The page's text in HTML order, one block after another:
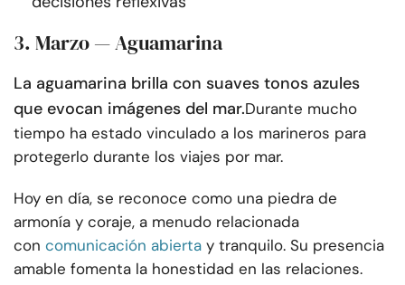
3. Marzo — Aguamarina
La aguamarina brilla con suaves tonos azules
que evocan imágenes del mar.Durante mucho
tiempo ha estado vinculado a los marineros para
protegerlo durante los viajes por mar.
Hoy en día, se reconoce como una piedra de
armonía y coraje, a menudo relacionada
con comunicación abierta y tranquilo. Su presencia
amable fomenta la honestidad en las relaciones.